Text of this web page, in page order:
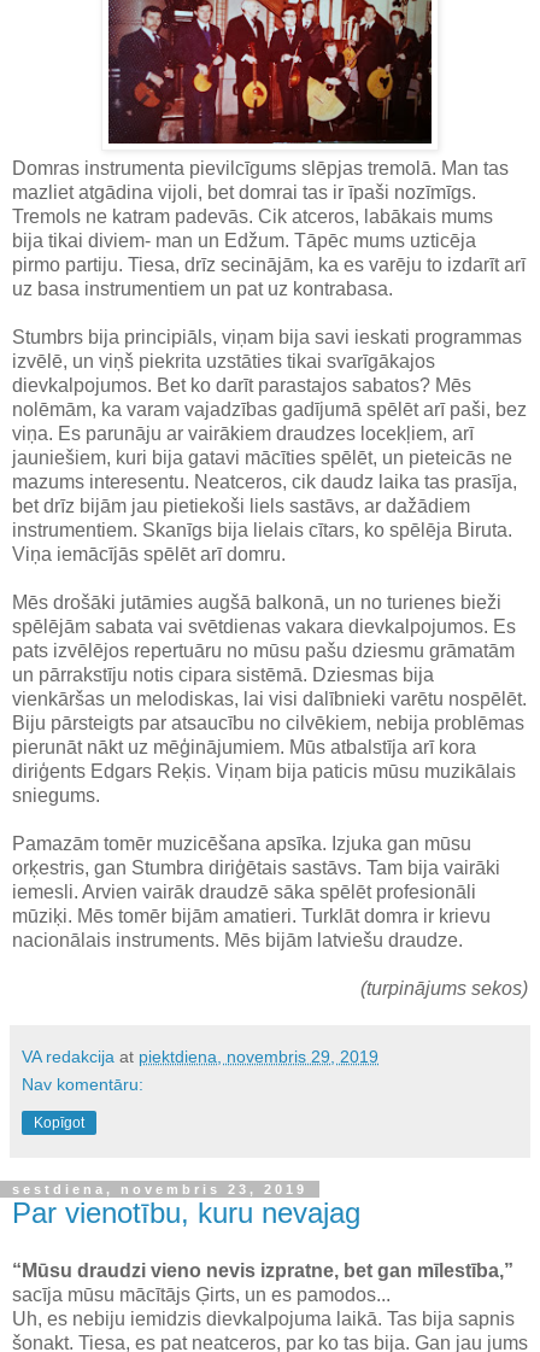
Domras instrumenta pievilcīgums slēpjas tremolā. Man tas
mazliet atgādina vijoli, bet domrai tas ir īpaši nozīmīgs.
Tremols ne katram padevās. Cik atceros, labākais mums
bija tikai diviem- man un Edžum. Tāpēc mums uzticēja
pirmo partiju. Tiesa, drīz secinājām, ka es varēju to izdarīt arī
uz basa instrumentiem un pat uz kontrabasa.
Stumbrs bija principiāls, viņam bija savi ieskati programmas
izvēlē, un viņš piekrita uzstāties tikai svarīgākajos
dievkalpojumos. Bet ko darīt parastajos sabatos? Mēs
nolēmām, ka varam vajadzības gadījumā spēlēt arī paši, bez
viņa. Es parunāju ar vairākiem draudzes locekļiem, arī
jauniešiem, kuri bija gatavi mācīties spēlēt, un pieteicās ne
mazums interesentu. Neatceros, cik daudz laika tas prasīja,
bet drīz bijām jau pietiekoši liels sastāvs, ar dažādiem
instrumentiem. Skanīgs bija lielais cītars, ko spēlēja Biruta.
Viņa iemācījās spēlēt arī domru.
Mēs drošāki jutāmies augšā balkonā, un no turienes bieži
spēlējām sabata vai svētdienas vakara dievkalpojumos. Es
pats izvēlējos repertuāru no mūsu pašu dziesmu grāmatām
un pārrakstīju notis cipara sistēmā. Dziesmas bija
vienkāršas un melodiskas, lai visi dalībnieki varētu nospēlēt.
Biju pārsteigts par atsaucību no cilvēkiem, nebija problēmas
pierunāt nākt uz mēģinājumiem. Mūs atbalstīja arī kora
diriģents Edgars Reķis. Viņam bija paticis mūsu muzikālais
sniegums.
Pamazām tomēr muzicēšana apsīka. Izjuka gan mūsu
orķestris, gan Stumbra diriģētais sastāvs. Tam bija vairāki
iemesli. Arvien vairāk draudzē sāka spēlēt profesionāli
mūziķi. Mēs tomēr bijām amatieri. Turklāt domra ir krievu
nacionālais instruments. Mēs bijām latviešu draudze.
(turpinājums sekos)
VA redakcija at piektdiena, novembris 29, 2019
Nav komentāru:
Kopīgot
sestdiena, novembris 23, 2019
Par vienotību, kuru nevajag
“Mūsu draudzi vieno nevis izpratne, bet gan mīlestība,”
sacīja mūsu mācītājs Ģirts, un es pamodos...
Uh, es nebiju iemidzis dievkalpojuma laikā. Tas bija sapnis
šonakt. Tiesa, es pat neatceros, par ko tas bija. Gan jau jums